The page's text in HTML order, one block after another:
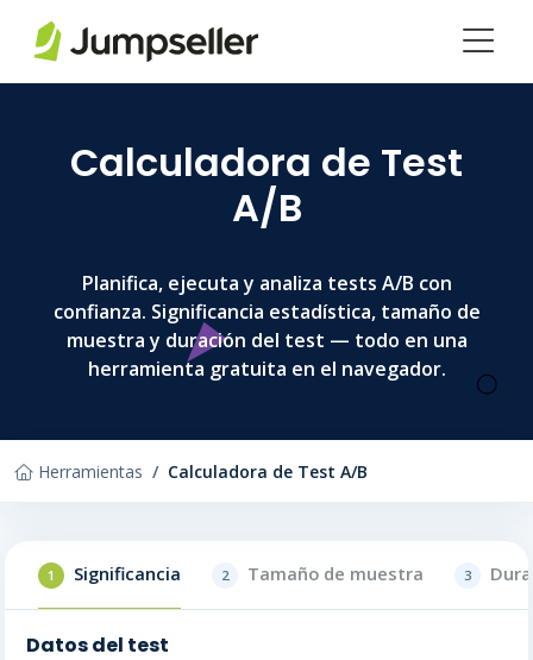
Calculadora de Test
A/B
Planifica, ejecuta y analiza tests A/B con
confianza. Significancia estadística, tamaño de
muestra y duración del test — todo en una
herramienta gratuita en el navegador.
Herramientas Calculadora de Test A/B
1 Significancia 2 Tamaño de muestra 3
Datos del test